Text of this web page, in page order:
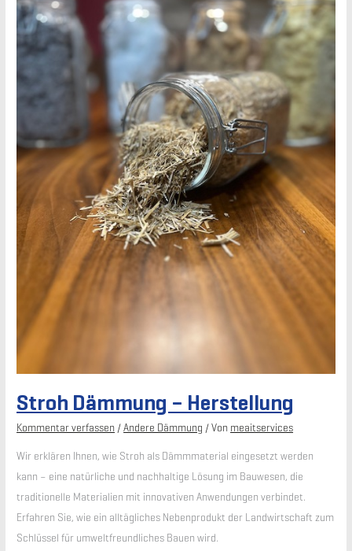
Stroh Dämmung – Herstellung
Kommentar verfassen /Andere Dämmung / Von meaitservices
Wir erklären Ihnen, wie Stroh als Dämmmaterial eingesetzt werden
kann – eine natürliche und nachhaltige Lösung im Bauwesen, die
traditionelle Materialien mit innovativen Anwendungen verbindet.
Erfahren Sie, wie ein alltägliches Nebenprodukt der Landwirtschaft zum
Schlüssel für umweltfreundliches Bauen wird.